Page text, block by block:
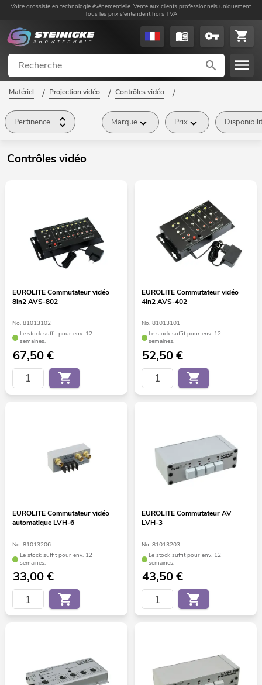
Votre grossiste en technologie événementielle. Vente aux clients professionnels uniquement.
Tous les prix s'entendent hors TVA
Matériel / Projection vidéo / Contrôles vidéo /
Pertinence Marque Prix
Contrôles vidéo
EUROLITE Commutateur vidéo
8in2 AVS-802
No. 81013102
Le stock suffit pour env. 12
semaines.
67,50€
EUROLITE Commutateur vidéo
4in2 AVS-402
No. 81013101
Le stock suffit pour env. 12
semaines.
52,50€
EUROLITE Commutateur vidéo
automatique LVH-6
No. 81013206
Le stock suffit pour env. 12
semaines.
33,00€
EUROLITE Commutateur AV
LVH-3
No. 81013203
Le stock suffit pour env. 12
semaines.
43,50€